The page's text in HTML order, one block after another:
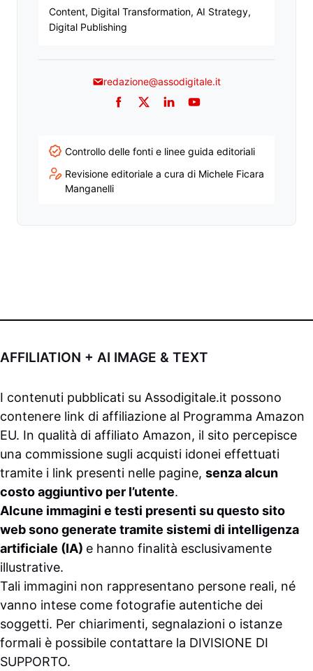
Content, Digital Transformation, AI Strategy,
Digital Publishing
redazione@assodigitale.it
Facebook
TwitterLinkedInYouTube
Controllo delle fonti e linee guida editoriali
Revisione editoriale a cura di Michele Ficara
Manganelli
AFFILIATION + AI IMAGE & TEXT
I contenuti pubblicati su Assodigitale.it possono
contenere link di affiliazione al Programma Amazon
EU. In qualità di affiliato Amazon, il sito percepisce
una commissione sugli acquisti idonei effettuati
tramite i link presenti nelle pagine, senza alcun
costo aggiuntivo per l’utente.
Alcune immagini e testi presenti su questo sito
web sono generate tramite sistemi di intelligenza
artificiale (IA) e hanno finalità esclusivamente
illustrative.
Tali immagini non rappresentano persone reali, né
vanno intese come fotografie autentiche dei
soggetti. Per chiarimenti, segnalazioni o istanze
formali è possibile contattare la DIVISIONE DI
SUPPORTO.